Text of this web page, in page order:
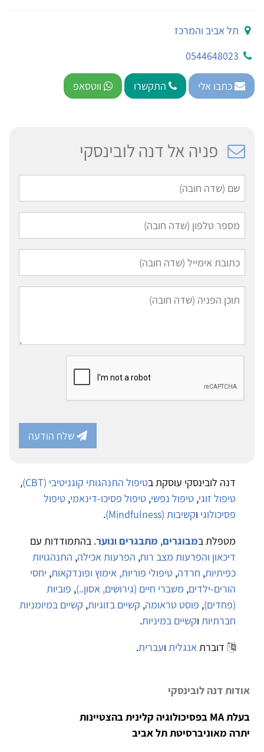
תל אביב והמרכז
0544648023
כתבו אלי התקשרו ווטסאפ
פניה אל דנה לובינסקי
שלח הודעה
דנה לובינסקי עוסקת בטיפול התנהגותי קוגניטיבי (CBT)
,
טיפול זוגי, טיפול נפשי, טיפול פסיכו-דינאמי, טיפול
פסיכולוגי וקשיבות (Mindfulness)
.
מטפלת במבוגרים, מתבגרים ונוער. בהתמודדות עם
דיכאון והפרעות מצב רוח, הפרעות אכילה, התנהגויות
כפיתיות, חרדה, טיפולי פוריות, אימוץ ופונדקאות, יחסי
הורים-ילדים, משברי חיים (גירושים, אסון..), פוביות
(פחדים), פוסט טראומה, קשיים בזוגיות, קשיים במיומניות
חברתיות וקשיים במיניות.
דוברתאנגלית ועברית.
אודות דנה לובינסקי
בעלת MA בפסיכולוגיה קלינית בהצטיינות
יתרה מאוניברסיטת תל אביב